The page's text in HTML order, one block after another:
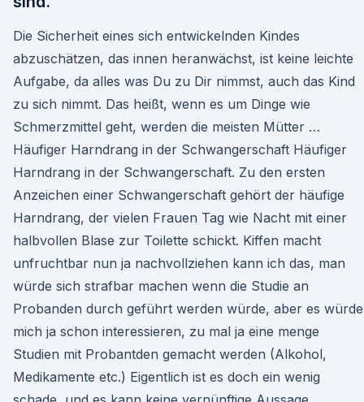
Die Sicherheit eines sich entwickelnden Kindes
abzuschätzen, das innen heranwächst, ist keine leichte
Aufgabe, da alles was Du zu Dir nimmst, auch das Kind
zu sich nimmt. Das heißt, wenn es um Dinge wie
Schmerzmittel geht, werden die meisten Mütter …
Häufiger Harndrang in der Schwangerschaft Häufiger
Harndrang in der Schwangerschaft. Zu den ersten
Anzeichen einer Schwangerschaft gehört der häufige
Harndrang, der vielen Frauen Tag wie Nacht mit einer
halbvollen Blase zur Toilette schickt. Kiffen macht
unfruchtbar nun ja nachvollziehen kann ich das, man
würde sich strafbar machen wenn die Studie an
Probanden durch geführt werden würde, aber es würde
mich ja schon interessieren, zu mal ja eine menge
Studien mit Probantden gemacht werden (Alkohol,
Medikamente etc.) Eigentlich ist es doch ein wenig